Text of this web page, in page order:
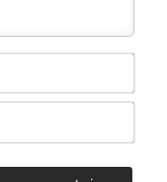
N
m